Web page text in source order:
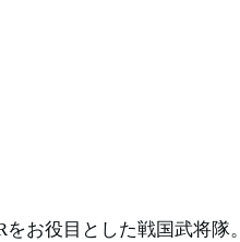
お役目とした戦国武将隊。